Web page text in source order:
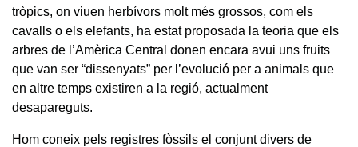
tròpics, on viuen herbívors molt més grossos, com els
cavalls o els elefants, ha estat proposada la teoria que els
arbres de l’Amèrica Central donen encara avui uns fruits
que van ser “dissenyats” per l’evolució per a animals que
en altre temps existiren a la regió, actualment
desapareguts.
Hom coneix pels registres fòssils el conjunt divers de